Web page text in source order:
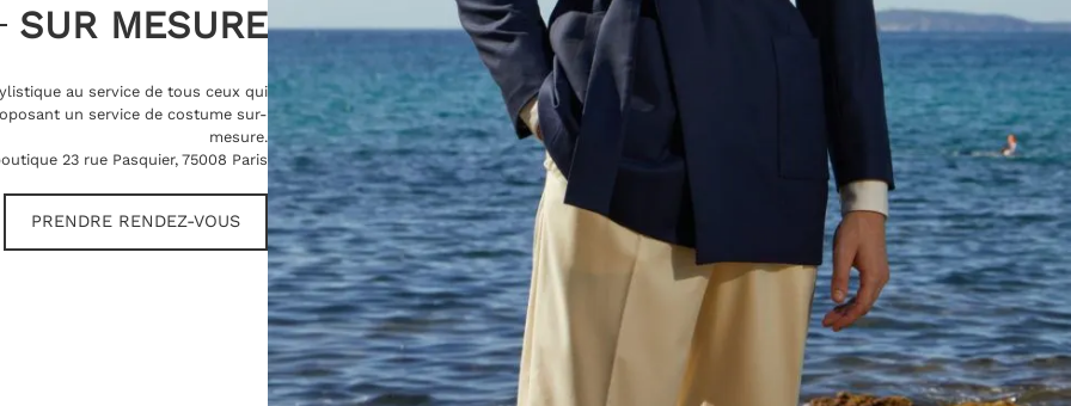
SUR MESURE
au service de tous ceux qui
un service de costume sur-
mesure.
23 rue Pasquier, 75008 Paris
PRENDRE RENDEZ-VOUS